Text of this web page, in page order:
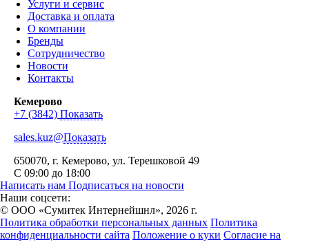
Услуги и сервис
Доставка и оплата
О компании
Бренды
Сотрудничество
Новости
Контакты
Кемерово
+7 (3842) Показать
sales.kuz@Показать
650070, г. Кемерово, ул. Терешковой 49
С 09:00 до 18:00
Написать нам Подписаться на новости
Наши соцсети:
© ООО «Сумитек Интернейшнл», 2026 г.
Политика обработки персональных данных Политика
конфиденциальности сайта Положение о куки Согласие на